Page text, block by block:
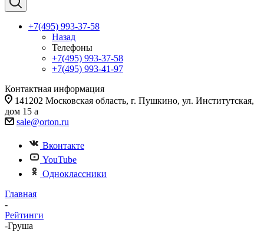
+7(495) 993-37-58
Назад
Телефоны
+7(495) 993-37-58
+7(495) 993-41-97
Контактная информация
141202 Московская область, г. Пушкино, ул. Институтская,
дом 15 а
sale@orton.ru
Вконтакте
YouTube
Одноклассники
Главная
-
Рейтинги
-Груша